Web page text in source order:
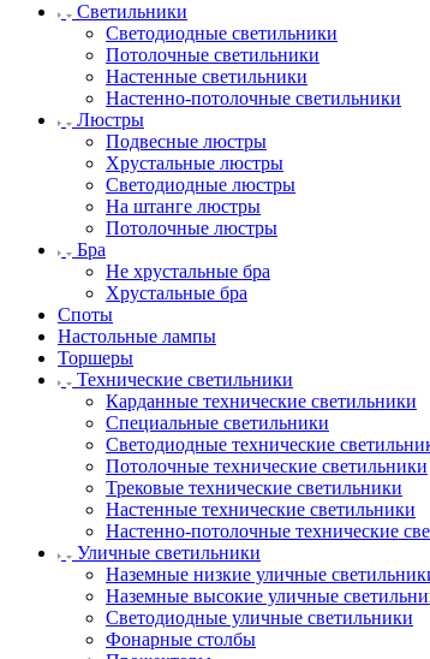
Светильники
Светодиодные светильники
Потолочные светильники
Настенные светильники
Настенно-потолочные светильники
Люстры
Подвесные люстры
Хрустальные люстры
Светодиодные люстры
На штанге люстры
Потолочные люстры
Бра
Не хрустальные бра
Хрустальные бра
Споты
Настольные лампы
Торшеры
Технические светильники
Карданные технические светильники
Специальные светильники
Светодиодные технические
Потолочные технические светильники
Трековые технические светильники
Настенные технические светильники
Настенно-потолочные технические
Уличные светильники
Наземные низкие уличные
Наземные высокие уличные
Светодиодные уличные светильники
Фонарные столбы